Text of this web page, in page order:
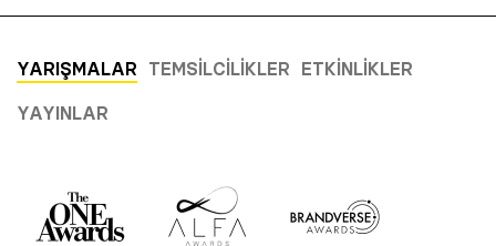
YARIŞMALAR TEMSILCILIKLER ETKINLIKLER
YAYINLAR